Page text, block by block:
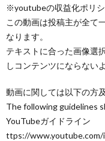
※youtubeの収益化ポリ
この動画は投稿主が全て
なります。
テキストに合った画像選
しコンテンツにならない
動画に関しては以下の方
The following guidelines
YouTubeガイドライン
ttps://